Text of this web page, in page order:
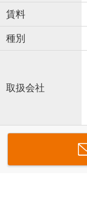
賃料
種別
取扱会社